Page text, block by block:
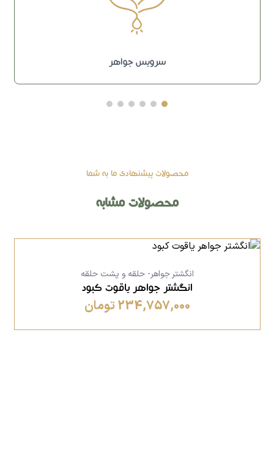
سرویس جواهر
محصولات پیشنهادی ما به شما
محصولات مشابه
انگشتر جواهر- حلقه و پشت حلقه
انگشتر جواهر یاقوت کبود
234,757,000 تومان